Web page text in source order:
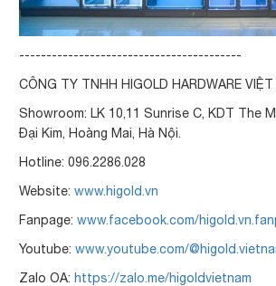
-----------------------------------------
CÔNG TY TNHH HIGOLD HARDWARE VIỆT
Showroom: LK 10,11 Sunrise C, KDT The
Đại Kim, Hoàng Mai, Hà Nội.
Hotline: 096.2286.028
Website:www.higold.vn
Fanpage:www.facebook.com/
Youtube:www.youtube.com/
Zalo OA: https://zalo.me/higoldvietnam